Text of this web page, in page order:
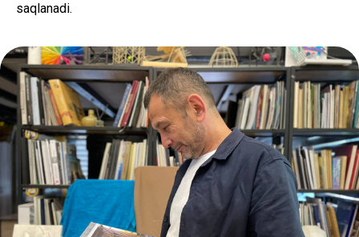
saqlanadi.